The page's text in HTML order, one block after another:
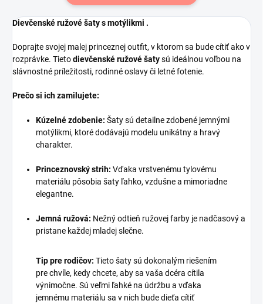
Dievčenské ružové šaty s motýlikmi .
Doprajte svojej malej princeznej outfit, v ktorom sa bude cítiť ako v
rozprávke. Tietodievčenské ružové šatysú ideálnou voľbou na
slávnostné príležitosti, rodinné oslavy či letné fotenie.
Prečo si ich zamilujete:
Kúzelné zdobenie: Šaty sú detailne zdobené jemnými
motýlikmi, ktoré dodávajú modelu unikátny a hravý
charakter.
Princeznovský strih: Vďaka vrstvenému tylovému
materiálu pôsobia šaty ľahko, vzdušne a mimoriadne
elegantne.
Jemná ružová: Nežný odtieň ružovej farby je nadčasový a
pristane každej mladej slečne.
Tip pre rodičov: Tieto šaty sú dokonalým riešením
pre chvíle, kedy chcete, aby sa vaša dcéra cítila
výnimočne. Sú veľmi ľahké na údržbu a vďaka
jemnému materiálu sa v nich bude dieťa cítiť